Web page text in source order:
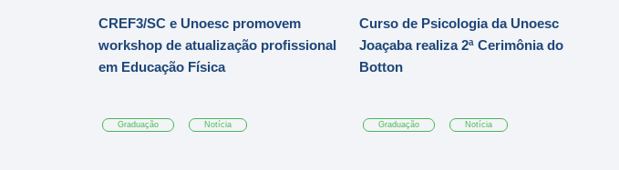
CREF3/SC e Unoesc promovem
workshop de atualização profissional
em Educação Física
Graduação Notícia
Curso de Psicologia da Unoesc
Joaçaba realiza 2ª Cerimônia do
Botton
Graduação Notícia